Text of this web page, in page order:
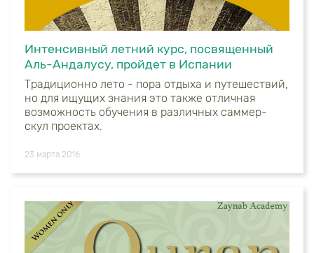
Интенсивный летний курс, посвященный
Аль-Андалусу, пройдет в Испании
Традиционно лето - пора отдыха и путешествий,
но для ищущих знания это также отличная
возможность обучения в различных саммер-
скул проектах.
23 марта 2016